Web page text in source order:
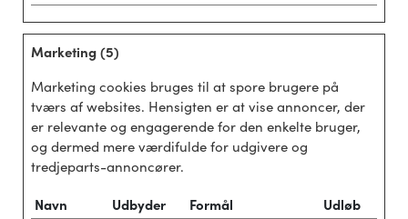
Marketing (5)
Marketing cookies bruges til at spore brugere på
tværs af websites. Hensigten er at vise annoncer, der
er relevante og engagerende for den enkelte bruger,
og dermed mere værdifulde for udgivere og
tredjeparts-annoncører.
Navn
Udbyder Formål
Udløb